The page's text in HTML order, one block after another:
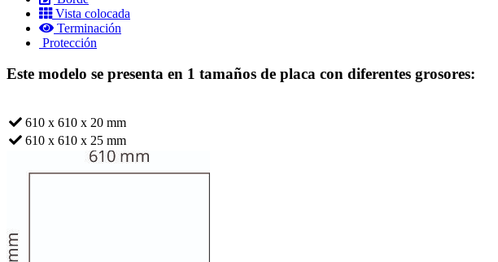
Vista colocada
Terminación
Protección
Este modelo se presenta en 1 tamaños de placa con diferentes grosores:
610 x 610 x 20 mm
610 x 610 x 25 mm